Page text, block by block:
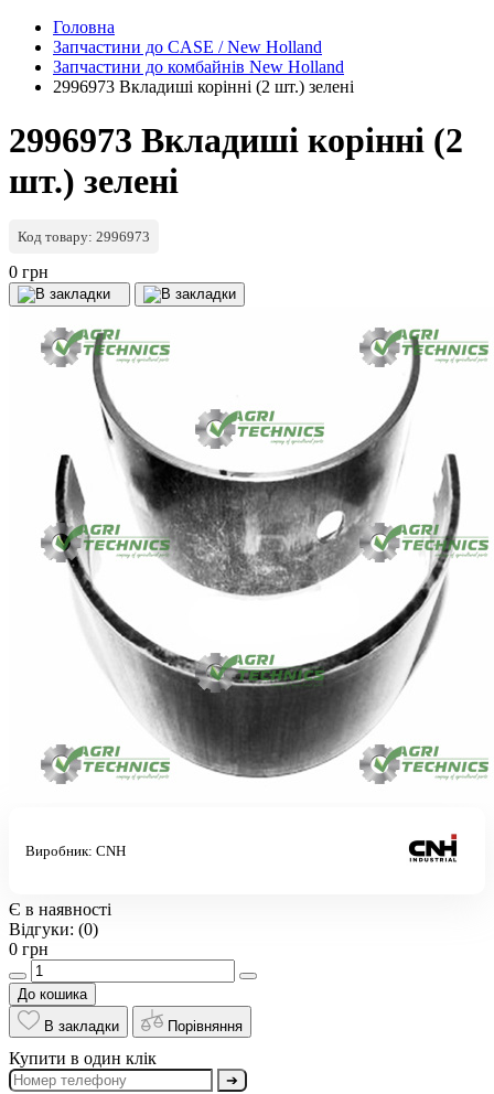
Головна
Запчастини до CASE / New Holland
Запчастини до комбайнів New Holland
2996973 Вкладиші корінні (2 шт.) зелені
2996973 Вкладиші корінні (2
шт.) зелені
Код товару: 2996973
0 грн
Виробник: CNH
Є в наявності
Відгуки: (0)
0 грн
До кошика
В закладки
Порівняння
Купити в один клік
➔